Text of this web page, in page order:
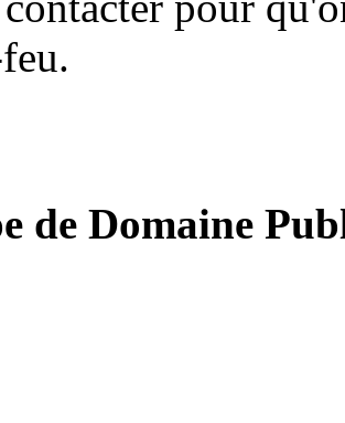
de Domaine